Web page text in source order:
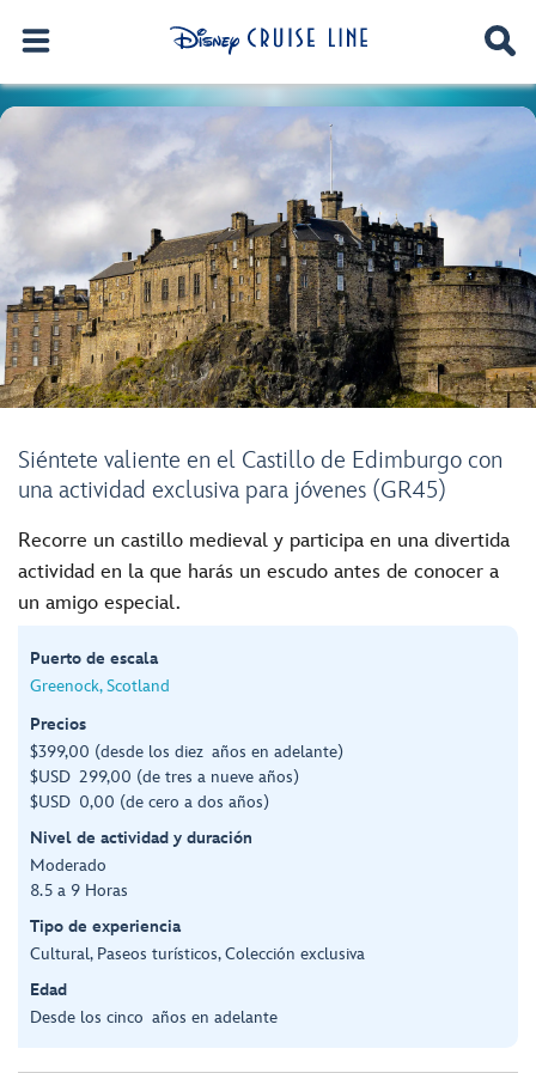
Siéntete valiente en el Castillo de Edimburgo con
una actividad exclusiva para jóvenes (GR45)
Recorre un castillo medieval y participa en una divertida
actividad en la que harás un escudo antes de conocer a
un amigo especial.
Puerto de escala
Greenock, Scotland
Precios
$399,00 (desde los diez años en adelante)
$USD 299,00 (de tres a nueve años)
$USD 0,00 (de cero a dos años)
Nivel de actividad y duración
Moderado
8.5 a 9 Horas
Tipo de experiencia
Cultural, Paseos turísticos, Colección exclusiva
Edad
Desde los cinco años en adelante